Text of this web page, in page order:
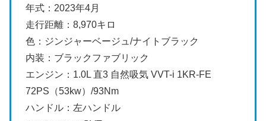
年式：2023年4月
走行距離：8,970キロ
色：ジンジャーベージュ/ナイトブラック
内装：ブラックファブリック
エンジン：1.0L 直3 自然吸気 VVT-i 1KR-FE
72PS（53kw）/93Nm
ハンドル：左ハンドル